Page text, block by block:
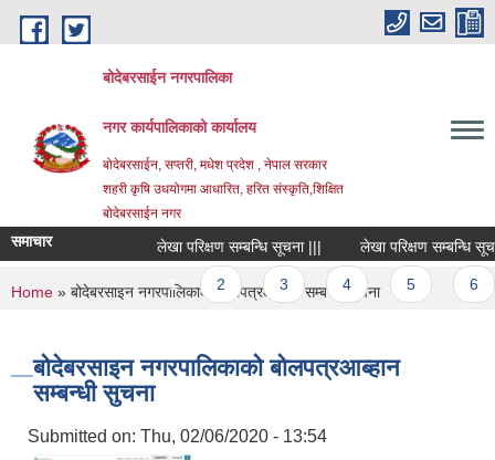
Skip to main content
बोदेबरसाईन नगरपालिका
नगर कार्यपालिकाको कार्यालय
बोदेबरसाईन, सप्तरी, मधेश प्रदेश , नेपाल सरकार
शहरी कृषि उधयोगमा आधारित, हरित संस्कृति,शिक्षित
बोदेबरसाईन नगर
समाचार लेखा परिक्षण सम्बन्धि सूचना ||| लेखा परिक्षण सम्बन्धि सूचना
Pages
1 2 3 4
You are here
Home » बोदेबरसाइन नगरपालिकाको बोलपत्रआब्हान सम्बन्धी सुचना
बोदेबरसाइन नगरपालिकाको बोलपत्रआब्हान
सम्बन्धी सुचना
Submitted on: Thu, 02/06/2020 - 13:54